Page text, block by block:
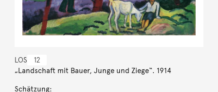
LOS 12
„Landschaft mit Bauer, Junge und Ziege“. 1914
Schätzung: